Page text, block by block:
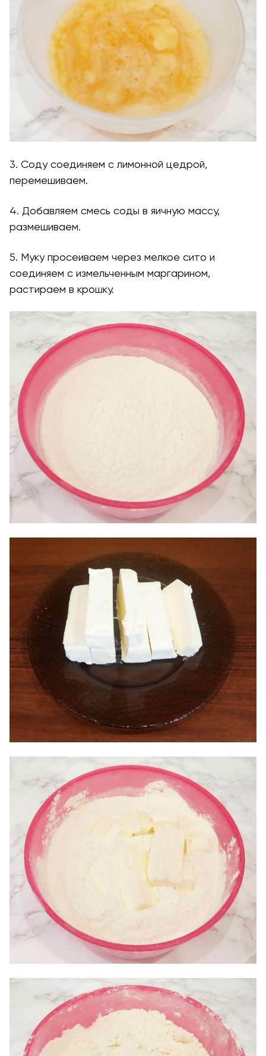
3. Соду соединяем с лимонной цедрой,
перемешиваем.
4. Добавляем смесь соды в яичную массу,
размешиваем.
5. Муку просеиваем через мелкое сито и
соединяем с измельченным маргарином,
растираем в крошку.